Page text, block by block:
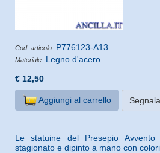
Cod. articolo: P776123-A13
Materiale: Legno d'acero
€ 12,50
Aggiungi al carrello
Le statuine del Presepio
stagionato e dipinto a mano con